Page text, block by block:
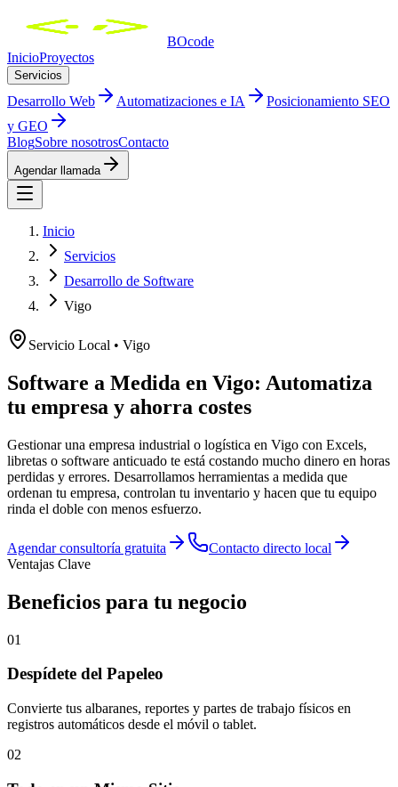
BOcode
InicioProyectos
Servicios
Desarrollo Web Automatizaciones e IA
Posicionamiento SEO
y GEO
BlogSobre nosotrosContacto
Agendar llamada
Inicio
Servicios
Desarrollo de Software
Vigo
Servicio Local • Vigo
Software a Medida en Vigo: Automatiza
tu empresa y ahorra costes
Gestionar una empresa industrial o logística en Vigo con Excels,
libretas o software anticuado te está costando mucho dinero en horas
perdidas y errores. Desarrollamos herramientas a medida que
ordenan tu empresa, controlan tu inventario y hacen que tu equipo
rinda el doble con menos esfuerzo.
Agendar consultoría gratuita
Contacto directo local
Ventajas Clave
Beneficios para tu negocio
01
Despídete del Papeleo
Convierte tus albaranes, reportes y partes de trabajo físicos en
registros automáticos desde el móvil o tablet.
02